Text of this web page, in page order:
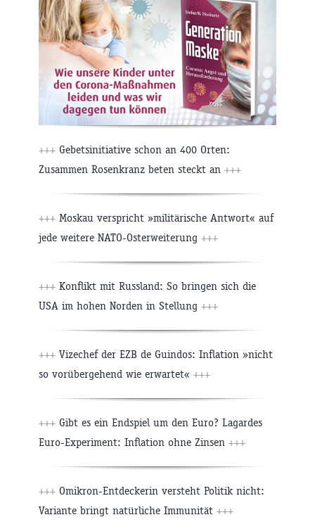
+++ Gebetsinitiative schon an 400 Orten:
Zusammen Rosenkranz beten steckt an +++
+++ Moskau verspricht »militärische Antwort« auf
jede weitere NATO-Osterweiterung +++
+++ Konflikt mit Russland: So bringen sich die
USA im hohen Norden in Stellung +++
+++ Vizechef der EZB de Guindos: Inflation »nicht
so vorübergehend wie erwartet« +++
+++ Gibt es ein Endspiel um den Euro? Lagardes
Euro-Experiment: Inflation ohne Zinsen +++
+++ Omikron-Entdeckerin versteht Politik nicht:
Variante bringt natürliche Immunität +++